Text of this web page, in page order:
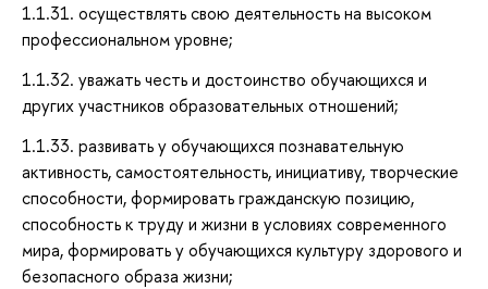
1.1.31. осуществлять свою деятельность на высоком
профессиональном уровне;
1.1.32. уважать честь и достоинство обучающихся и
других участников образовательных отношений;
1.1.33. развивать у обучающихся познавательную
активность, самостоятельность, инициативу, творческие
способности, формировать гражданскую позицию,
способность к труду и жизни в условиях современного
мира, формировать у обучающихся культуру здорового и
безопасного образа жизни;